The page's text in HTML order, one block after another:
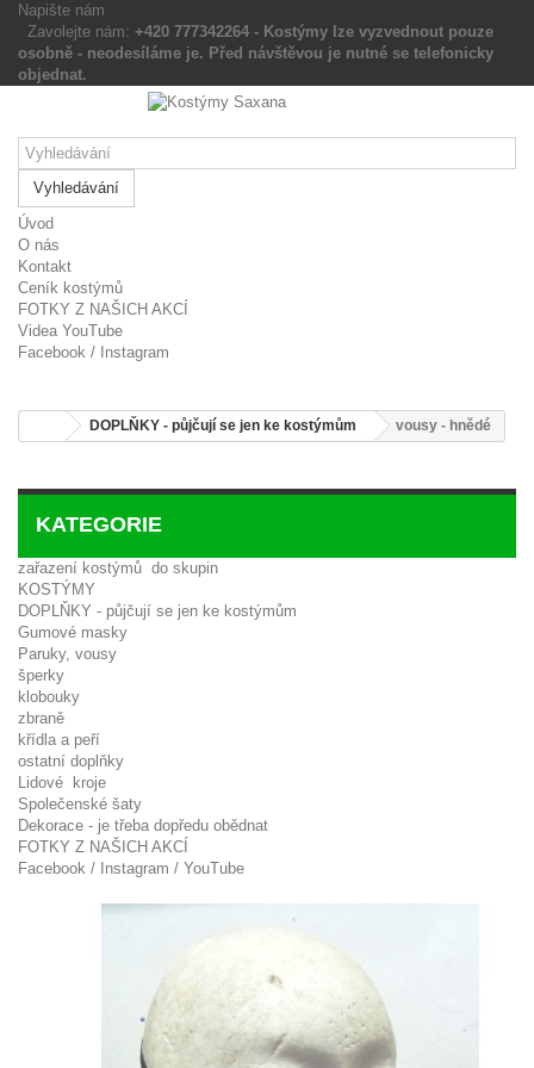
Napište nám
Zavolejte nám:+420 777342264 - Kostýmy lze vyzvednout pouze
osobně - neodesíláme je. Před návštěvou je nutné se
telefonicky objednat.
Vyhledávání
Úvod
O nás
Kontakt
Ceník kostýmů
FOTKY Z NAŠICH AKCÍ
Videa YouTube
Facebook / Instagram
DOPLŇKY - půjčují se jen ke kostýmům
vousy -
KATEGORIE
zařazení kostýmů do skupin
KOSTÝMY
DOPLŇKY - půjčují se jen ke kostýmům
Gumové masky
Paruky, vousy
šperky
klobouky
zbraně
křídla a peří
ostatní doplňky
Lidové kroje
Společenské šaty
Dekorace - je třeba dopředu obědnat
FOTKY Z NAŠICH AKCÍ